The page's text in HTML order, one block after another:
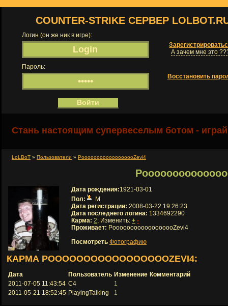
COUNTER-STRIKE СЕРВЕР
Логин (он же ник в игре):
А зачем мне это
Пароль:
Восстановить
Стань настоящим супервеселым ботом -
LoLBoT » Пользователи » PoooooooooooooooooZevi4
Дата рождения:1921-03-01
Пол:
М
Дата регистрации: 2008-03-22 19:26:23
Дата последнего логина: 1334692290
Карма: 2; Изменить: + -
Проживает: PoooooooooooooooooZevi4
Посмотреть Фотографию
КАРМА POOOOOOOOOOOOOOOOOZEVI4:
Дата Пользователь Изменение Комментарий
2011-07-05 11:43:54 C4
1
2011-05-21 18:52:45 PlayingTalking 1